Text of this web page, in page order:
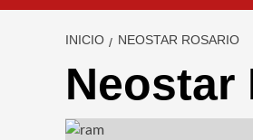
INICIO NEOSTAR ROSARIO
Neostar